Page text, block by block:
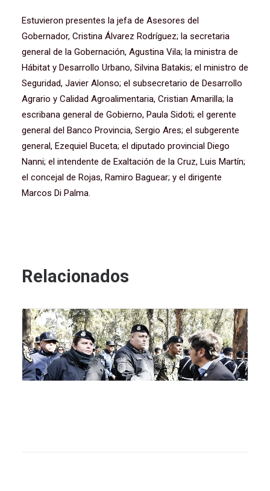
Estuvieron presentes la jefa de Asesores del
Gobernador, Cristina Álvarez Rodríguez; la secretaria
general de la Gobernación, Agustina Vila; la ministra de
Hábitat y Desarrollo Urbano, Silvina Batakis; el ministro de
Seguridad, Javier Alonso; el subsecretario de Desarrollo
Agrario y Calidad Agroalimentaria, Cristian Amarilla; la
escribana general de Gobierno, Paula Sidoti; el gerente
general del Banco Provincia, Sergio Ares; el subgerente
general, Ezequiel Buceta; el diputado provincial Diego
Nanni; el intendente de Exaltación de la Cruz, Luis Martín;
el concejal de Rojas, Ramiro Baguear; y el dirigente
Marcos Di Palma.
Relacionados